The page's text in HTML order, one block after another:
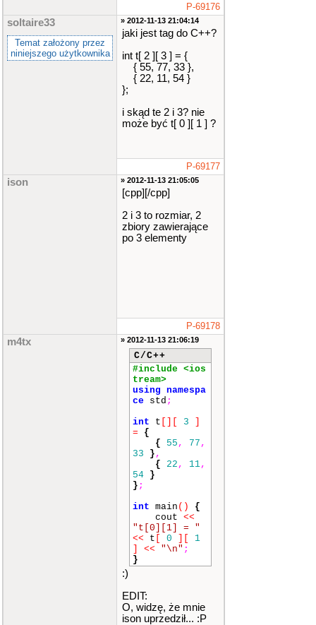
P-69176
soltaire33
Temat założony przez
niniejszego użytkownika
» 2012-11-13 21:04:14
jaki jest tag do C++?
int t[ 2 ][ 3 ] = {
{ 55, 77, 33 },
{ 22, 11, 54 }
};
i skąd te 2 i 3? nie
może być t[ 0 ][ 1 ] ?
P-69177
ison » 2012-11-13 21:05:05
[cpp][/cpp]
2 i 3 to rozmiar, 2
zbiory zawierające
po 3 elementy
P-69178
m4tx » 2012-11-13 21:06:19
C/C++
#include <ios
tream>
using namespa
ce std ;
int t 3
=
{
{
55 , 77 ,
33
} ,
{
22 , 11,
54 }
} ;
int main ()
{
cout <<
"t[0][1] = "
<< t 0
1
<< "\n" ;
}
:)
EDIT:
O, widzę, że mnie
ison uprzedził... :P